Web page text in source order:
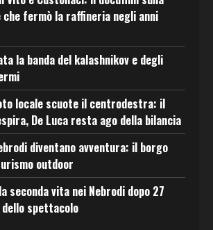
fermò la raffineria negli anni
la banda del kalashnikov e degli
locale scuote il centrodestra: il
De Luca resta ago della bilancia
diventano avventura: il borgo
outdoor
seconda vita nei Nebrodi dopo 27
dello spettacolo